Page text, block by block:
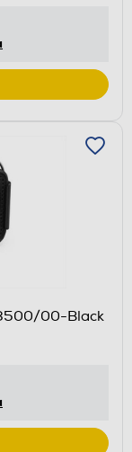
00-Black